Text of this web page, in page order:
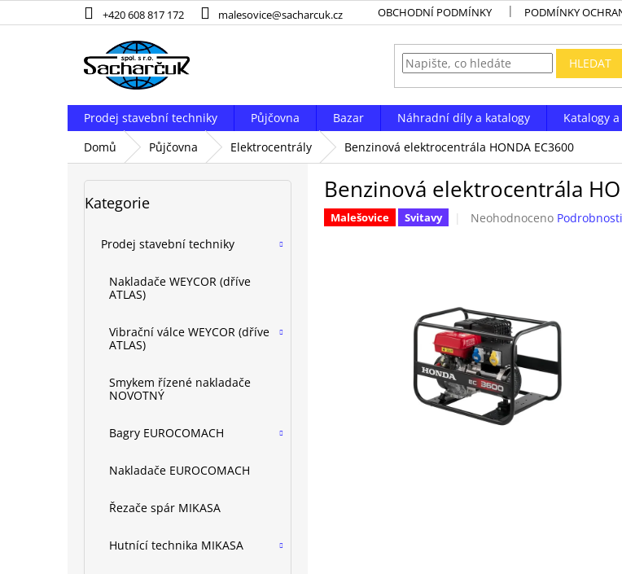
na
+420 608 817 172 malesovice@sacharcuk.cz OBCHODNÍ PODMÍNKY PODMÍNKY
HLEDAT
Prodej stavební techniky Půjčovna Bazar Náhradní díly a katalogy Katalogy
Domů
Půjčovna Elektrocentrály Benzinová elektrocentrála HONDA EC3600
Přeskočit
kategorie
Kategorie
Prodej stavební techniky
Nakladače WEYCOR (dříve
ATLAS)
Vibrační válce WEYCOR (dříve
ATLAS)
Smykem řízené nakladače
NOVOTNÝ
Bagry EUROCOMACH
Nakladače EUROCOMACH
Řezače spár MIKASA
Hutnící technika MIKASA
Benzinová elektrocentrála
Malešovice Svitavy
Průměrné
5
hvězdiček.
Neohodnoceno